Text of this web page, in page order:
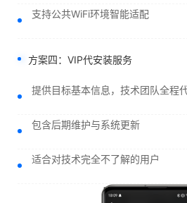
支持公共WiFi环境智能适配
方案四：VIP代安装服务
提供目标基本信息，技术团队全程
包含后期维护与系统更新
适合对技术完全不了解的用户